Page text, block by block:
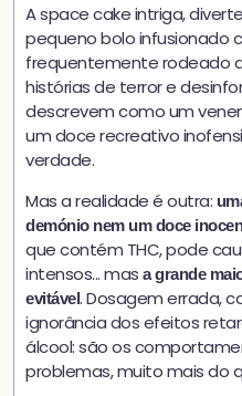
A space cake intriga,
pequeno bolo infusionado
frequentemente rodeado
histórias de terror e
descrevem como um
um doce recreativo
verdade.
Mas a realidade é outra:
demónio nem um doce
que contém THC, pode
intensos... mas a grande
evitável. Dosagem errada,
ignorância dos efeitos
álcool: são os
problemas, muito mais do